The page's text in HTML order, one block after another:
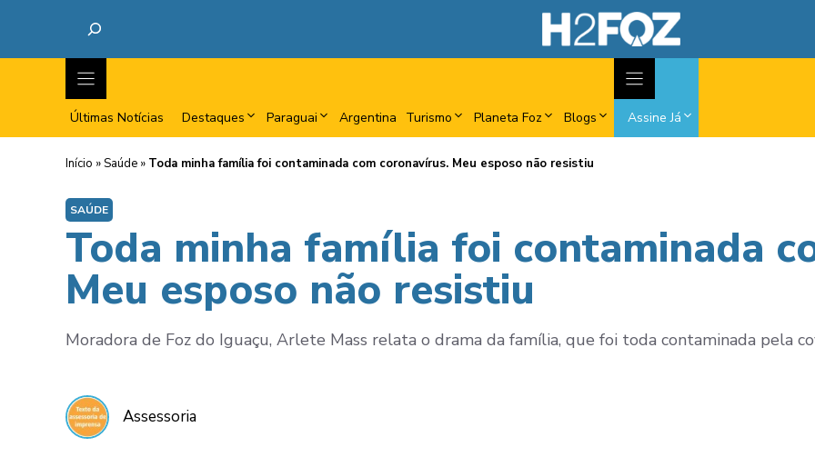
Últimas Notícias Destaques Paraguai Argentina Turismo Planeta Foz Blogs Assine Já
Início »Saúde » Toda minha família foi contaminada com coronavírus. Meu esposo não resistiu
SAÚDE
Toda minha família foi contaminada
Meu esposo não resistiu
Moradora de Foz do Iguaçu, Arlete Mass relata o drama da família, que foi toda contaminada pela
Assessoria